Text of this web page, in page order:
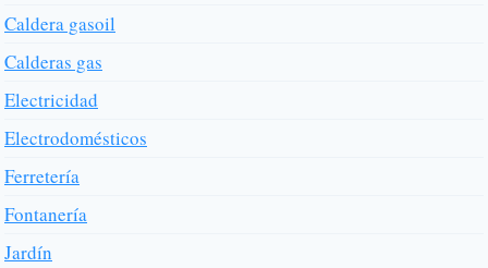
Caldera gasoil
Calderas gas
Electricidad
Electrodomésticos
Ferretería
Fontanería
Jardín